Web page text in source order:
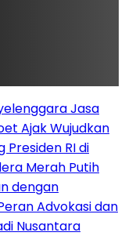
Jasa
Ajak Wujudkan
RI di
Merah Putih
dengan
Advokasi dan
Nusantara